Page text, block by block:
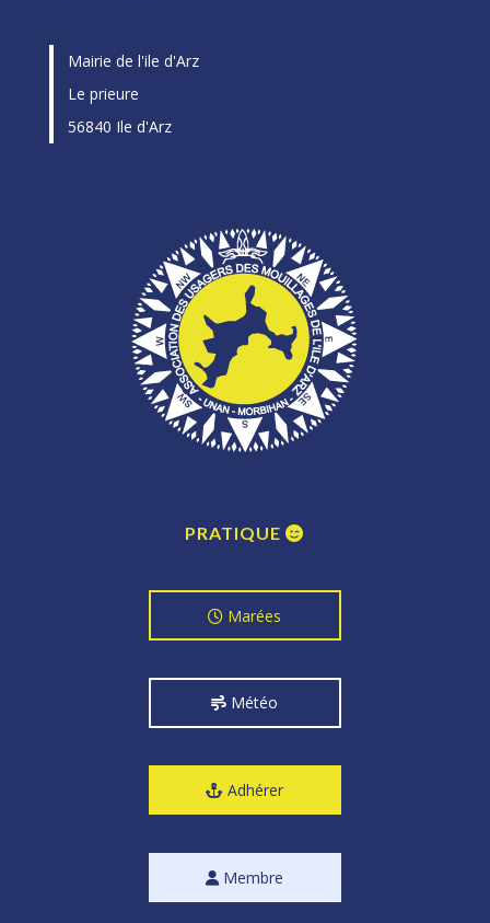
Mairie de l'ile d'Arz
Le prieure
56840 Ile d'Arz
PRATIQUE
Marées
Météo
Adhérer
Membre